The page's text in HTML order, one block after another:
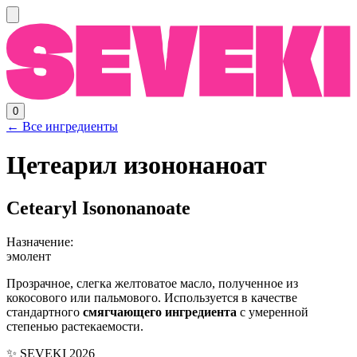
0
← Все ингредиенты
Цетеарил изононаноат
Cetearyl Isononanoate
Назначение:
эмолент
Прозрачное, слегка желтоватое масло, полученное из
кокосового или пальмового. Используется в качестве
стандартного смягчающего ингредиента с умеренной
степенью растекаемости.
✨ SEVEKI 2026